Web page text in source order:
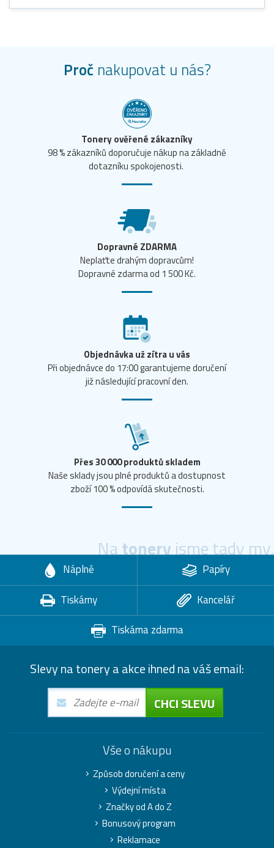
Proč nakupovat u nás?
Tonery ověřené zákazníky
98 % zákazníků doporučuje nákup na základně
dotazníku spokojenosti.
Dopravné ZDARMA
Neplaťte drahým dopravcům!
Dopravné zdarma od 1 500 Kč.
Objednávka už zítra u vás
Při objednávce do 17:00 garantujeme doručení
již následující pracovní den.
Přes 30 000 produktů skladem
Naše sklady jsou plné produktů a dostupnost
zboží 100 % odpovídá skutečnosti.
Natoneryjsme tady my.
Náplně
Papíry
Tiskárny
Kancelář
Tiskárna zdarma
Slevy na tonery a akce ihned na váš email:
CHCI SLEVU
Vše o nákupu
Způsob doručení a ceny
Výdejní místa
Značky od A do Z
Bonusový program
Reklamace